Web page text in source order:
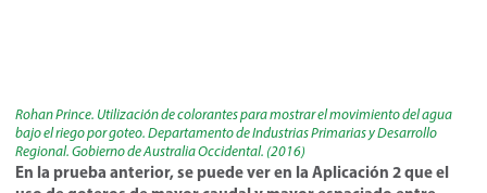
Rohan Prince. Utilización de colorantes para mostrar el movimiento del agua
bajo el riego por goteo. Departamento de Industrias Primarias y Desarrollo
Regional. Gobierno de Australia Occidental. (2016)
En la prueba anterior, se puede ver en la Aplicación 2 que el